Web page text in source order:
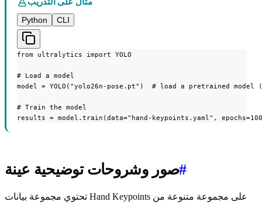
مثال على التدريب
Python
CLI
from ultralytics import YOLO
# Load a model
model = YOLO("yolo26n-pose.pt")  # load a pretrained model
# Train the model
results = model.train(data="hand-keypoints.yaml",
صور وشروحات توضيحية عينة#
تحتوي مجموعة بيانات Hand Keypoints على مجموعة متنوعة من